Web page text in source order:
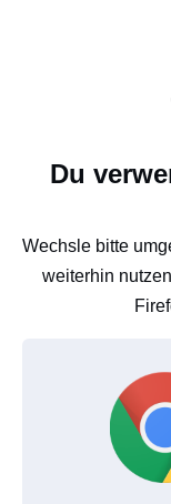
Du
Wechsle bitte
weiterhin